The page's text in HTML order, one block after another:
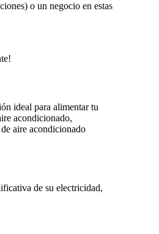
o un negocio en estas
ideal para alimentar tu
acondicionado,
aire acondicionado
de su electricidad,